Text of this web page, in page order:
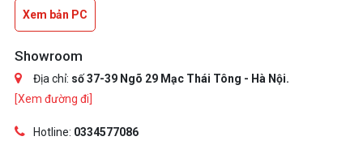
Xem bản PC
Showroom
Địa chỉ: số 37-39 Ngõ 29 Mạc Thái Tông - Hà Nội.
[Xem đường đi]
Hotline: 0334577086